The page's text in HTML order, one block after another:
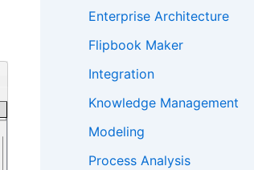
Enterprise Architecture
Flipbook Maker
Integration
Knowledge Management
Modeling
Process Analysis